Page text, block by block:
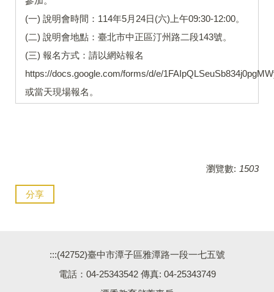
(一) 說明會時間：114年5月24日(六)上午09:30-12:00。
(二) 說明會地點：臺北市中正區汀州路二段143號。
(三) 報名方式：請以網站報名
https://docs.google.com/forms/d/e/
或當天現場報名。
瀏覽數: 1503
分享
:::(42752)臺中市潭子區雅潭路一段一七五號
電話：04-25343542 傳真: 04-25343749